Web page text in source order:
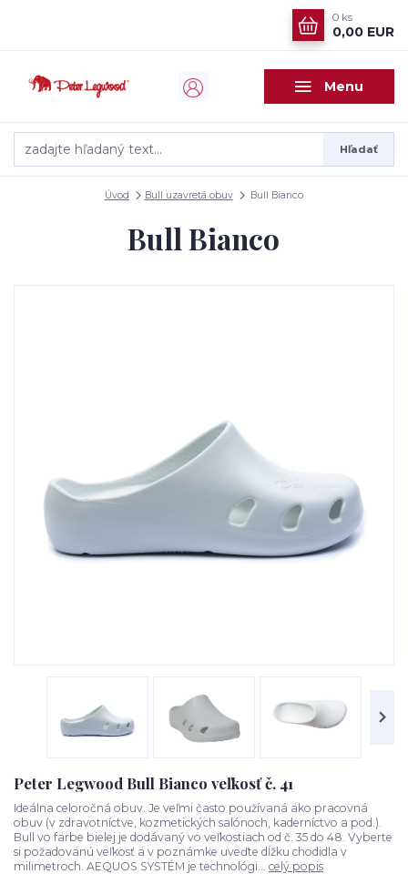
Menu
Hľadať
0 ks
0,00 EUR
Úvod Bull uzavretá obuv Bull Bianco
Bull Bianco
Peter Legwood Bull Bianco veľkosť č. 41
Ideálna celoročná obuv. Je veľmi často používaná ako pracovná
obuv (v zdravotníctve, kozmetických salónoch, kaderníctvo a pod.).
Bull vo farbe bielej je dodávaný vo veľkostiach od č. 35 do 48. Vyberte
si požadovanú veľkosť a v poznámke uveďte dĺžku chodidla v
milimetroch. AEQUOS SYSTÉM je technológi... celý popis